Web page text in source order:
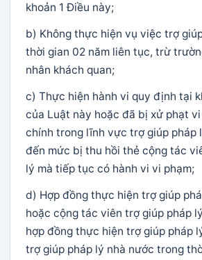
khoản 1 Điều này;
b) Không thực hiện vụ việc trợ
thời gian 02 năm liên tục, trừ
nhân khách quan;
c) Thực hiện hành vi quy định tại
của Luật này hoặc đã bị xử phạt vi
chính trong lĩnh vực trợ giúp pháp
đến mức bị thu hồi thẻ cộng tác
lý mà tiếp tục có hành vi vi phạm;
d) Hợp đồng thực hiện trợ giúp
hoặc cộng tác viên trợ giúp pháp
hợp đồng thực hiện trợ giúp pháp
trợ giúp pháp lý nhà nước trong